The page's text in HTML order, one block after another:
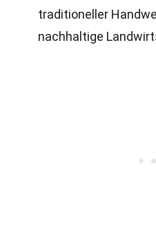
traditioneller
nachhaltige